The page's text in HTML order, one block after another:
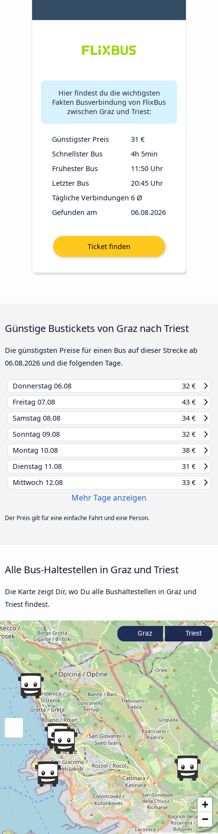
Hier findest du die wichtigsten
Fakten Busverbindung von FlixBus
zwischen Graz und Triest:
Günstigster Preis
31 €
Schnellster Bus
4h 5min
Frühester Bus
11:50 Uhr
Letzter Bus
20:45 Uhr
Tägliche Verbindungen 6 Ø
Gefunden am
06.08.2026
Günstige Bustickets von Graz nach Triest
Die günstigsten Preise für einen Bus auf dieser Strecke ab
06.08.2026 und die folgenden Tage.
Donnerstag 06.08
32 €
Freitag 07.08
43 €
Samstag 08.08
34 €
Sonntag 09.08
32 €
Montag 10.08
38 €
Dienstag 11.08
31 €
Mittwoch 12.08 33 €
Mehr Tage anzeigen
Der Preis gilt für eine einfache Fahrt und eine Person.
Alle Bus-Haltestellen in Graz und Triest
Die Karte zeigt Dir, wo Du alle Bushaltestellen in Graz und
Triest findest.
+
−
Graz Triest